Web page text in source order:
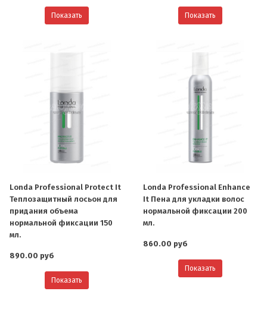
Показать Показать
Londa Professional Protect It
Теплозащитный лосьон для
придания объема
нормальной фиксации 150
мл.
890.00 руб
Показать
Londa Professional Enhance
It Пена для укладки волос
нормальной фиксации 200
мл.
860.00 руб
Показать